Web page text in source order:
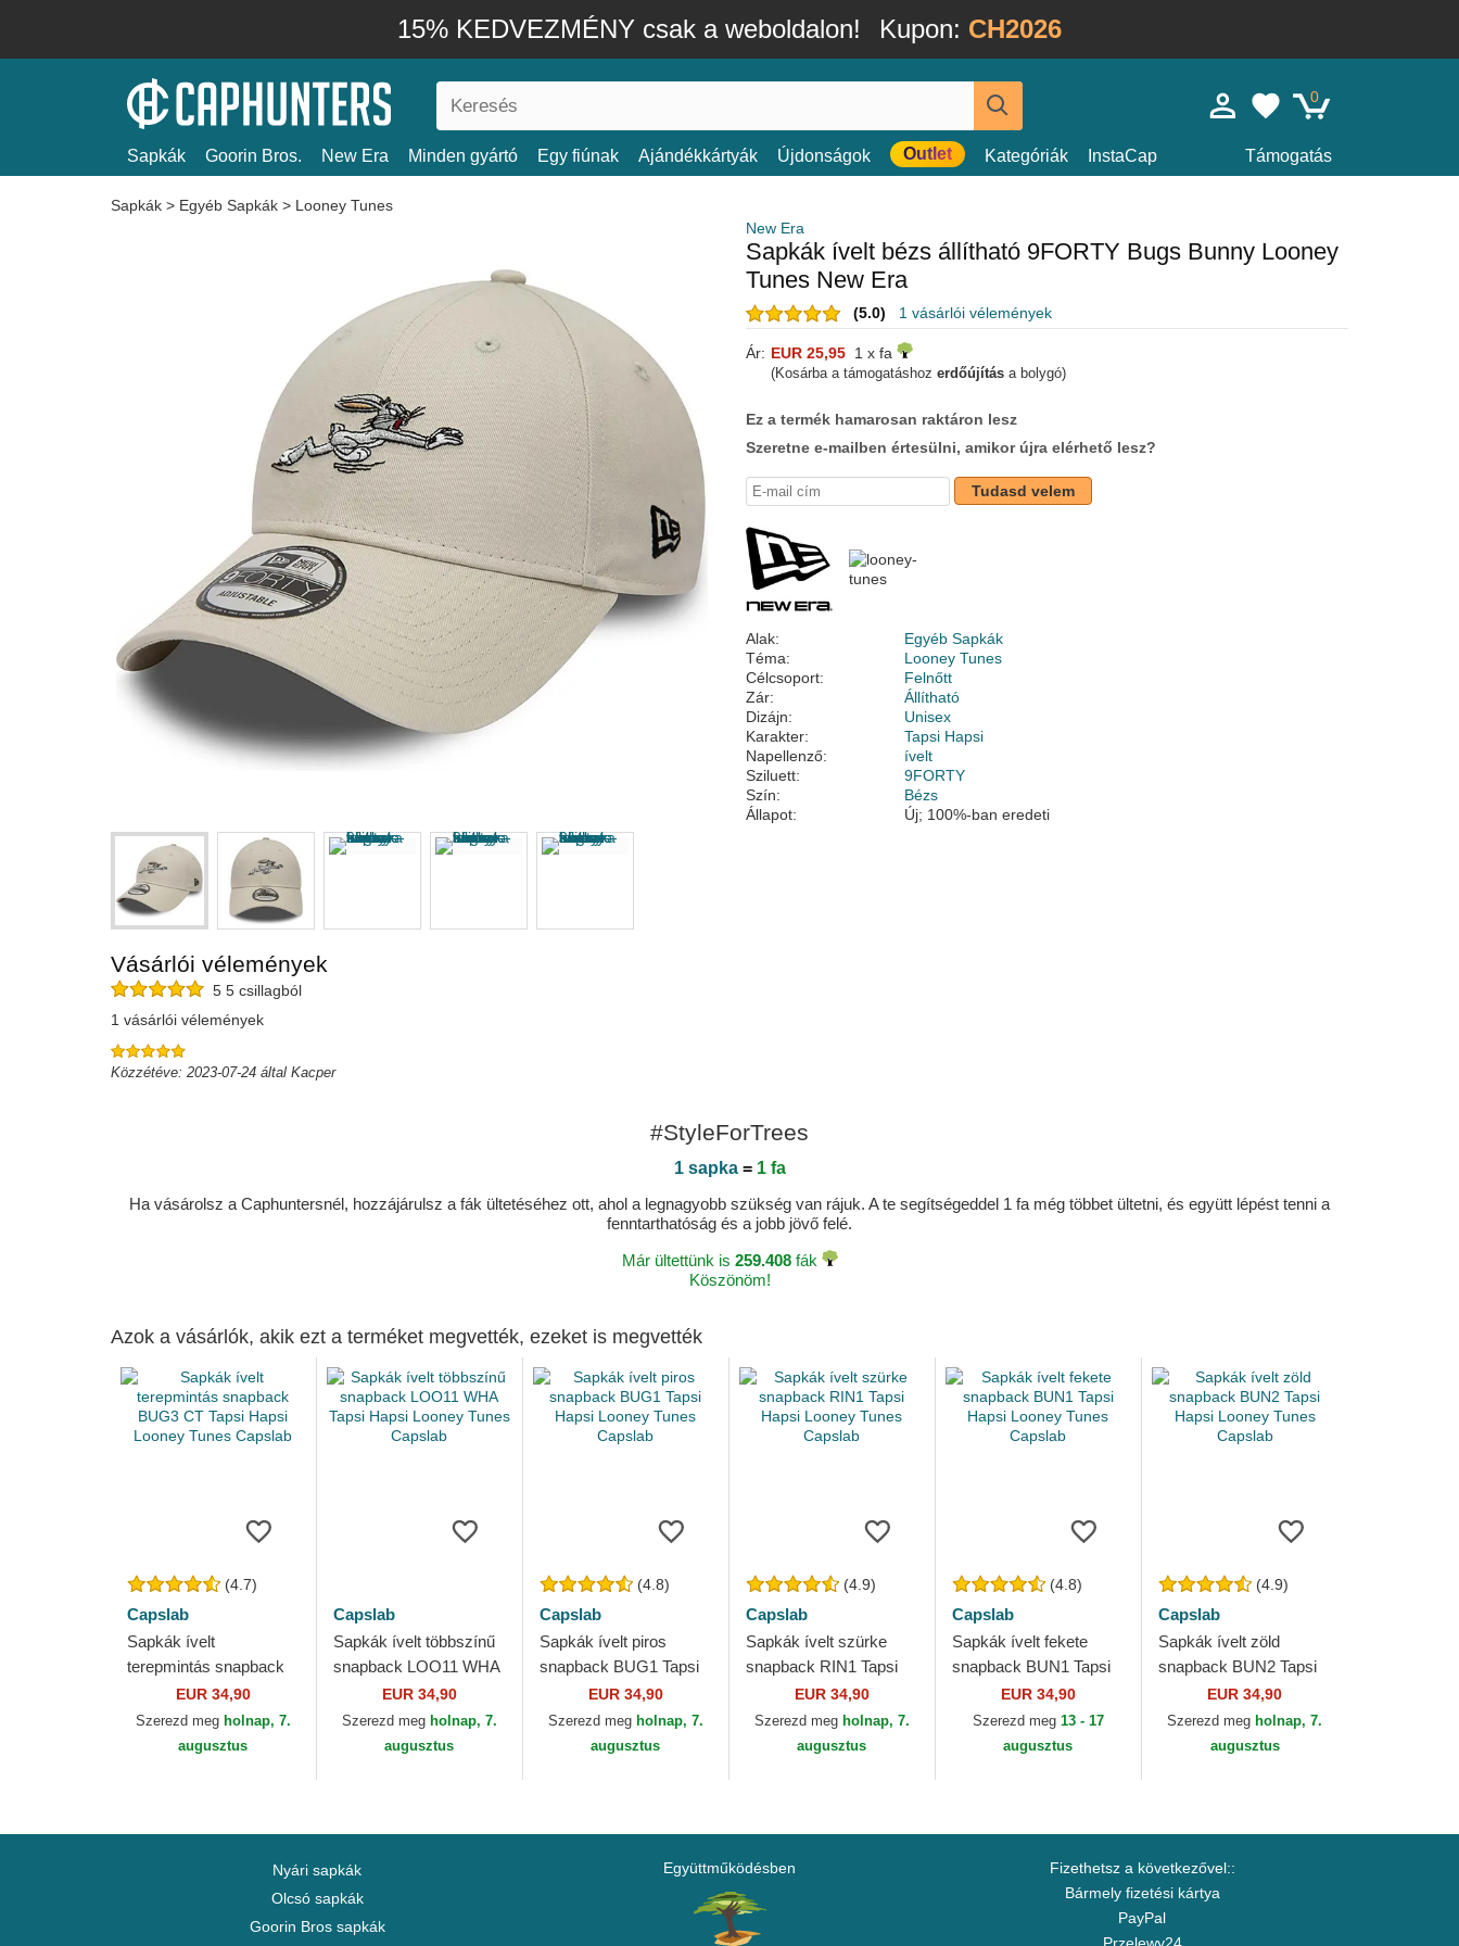
15% KEDVEZMÉNY csak a weboldalon! Kupon: CH2026
0
Sapkák Goorin Bros. New Era Minden gyártó Egy fiúnak Ajándékkártyák Újdonságok Outlet Kategóriák InstaCap Támogatás
Sapkák > Egyéb Sapkák > Looney Tunes
New Era
Sapkák ívelt bézs állítható 9FORTY Bugs Bunny Looney
Tunes New Era
(5.0) 1 vásárlói vélemények
Ár: EUR 25,95 1 x fa
(Kosárba a támogatáshoz erdőújítás a bolygó)
Ez a termék hamarosan raktáron lesz
Szeretne e-mailben értesülni, amikor újra elérhető lesz?
Tudasd velem
Alak:
Egyéb Sapkák
Téma:
Looney Tunes
Célcsoport:
Felnőtt
Zár:
Állítható
Dizájn:
Unisex
Karakter:
Tapsi Hapsi
Napellenző:
ívelt
Sziluett:
9FORTY
Szín:
Bézs
Állapot:
Új; 100%-ban eredeti
Vásárlói vélemények
5 5 csillagból
1 vásárlói vélemények
Közzétéve: 2023-07-24 által Kacper
#StyleForTrees
1 sapka= 1 fa
Ha vásárolsz a Caphuntersnél, hozzájárulsz a fák ültetéséhez ott, ahol a legnagyobb szükség van rájuk. A te segítségeddel 1 fa még többet ültetni, és együtt lépést tenni a
fenntarthatóság és a jobb jövő felé.
Már ültettünk is 259.408fák
Köszönöm!
Azok a vásárlók, akik ezt a terméket megvették, ezeket is megvették
(4.7)
Capslab
Sapkák ívelt
terepmintás snapback
BUG3 CT Tapsi Hapsi
Looney Tunes Capslab
EUR 34,90
Szerezd meg holnap, 7.
augusztus
Capslab
Sapkák ívelt többszínű
snapback LOO11 WHA
Tapsi Hapsi Looney
Tunes Capslab
EUR 34,90
Szerezd meg holnap, 7.
augusztus
(4.8)
Capslab
Sapkák ívelt piros
snapback BUG1 Tapsi
Hapsi Looney Tunes
Capslab
EUR 34,90
Szerezd meg holnap, 7.
augusztus
(4.9)
Capslab
Sapkák ívelt szürke
snapback RIN1 Tapsi
Hapsi Looney Tunes
Capslab
EUR 34,90
Szerezd meg holnap, 7.
augusztus
(4.8)
Capslab
Sapkák ívelt fekete
snapback BUN1 Tapsi
Hapsi Looney Tunes
Capslab
EUR 34,90
Szerezd meg 13 - 17
augusztus
(4.9)
Capslab
Sapkák ívelt zöld
snapback BUN2 Tapsi
Hapsi Looney Tunes
Capslab
EUR 34,90
Szerezd meg holnap, 7.
augusztus
Nyári sapkák
Olcsó sapkák
Goorin Bros sapkák
Együttműködésben
Fizethetsz a következővel::
Bármely fizetési kártya
PayPal